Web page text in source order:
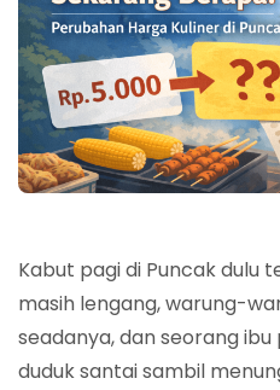
Kabut pagi di Puncak dulu
masih lengang, warung-
seadanya, dan seorang
duduk santai sambil